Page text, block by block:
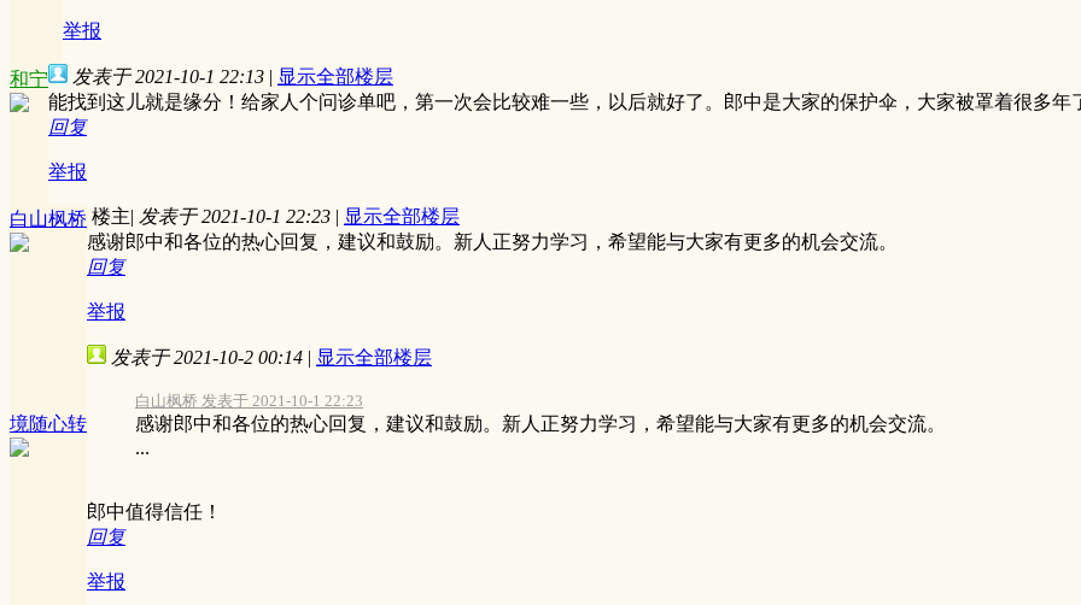
举报
和宁 发表于 2021-10-1 22:13 | 显示全部楼层
能找到这儿就是缘分！给家人个问诊单吧，第一次会比较难一些，以后就好了。郎中是大家的保护伞，大家被罩着很多年
回复
举报
白山枫桥 楼主| 发表于 2021-10-1 22:23 | 显示全部楼层
感谢郎中和各位的热心回复，建议和鼓励。新人正努力学习，希望能与大家有更多的机会交流。
回复
举报
境随心转
发表于 2021-10-2 00:14 | 显示全部楼层
白山枫桥 发表于 2021-10-1 22:23
感谢郎中和各位的热心回复，建议和鼓励。新人正努力学习，希望能与大家有更多的机会交流。
...
郎中值得信任！
回复
举报